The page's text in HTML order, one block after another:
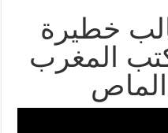
خطيرة
المغرب